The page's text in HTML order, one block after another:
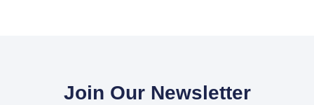
Join Our Newsletter